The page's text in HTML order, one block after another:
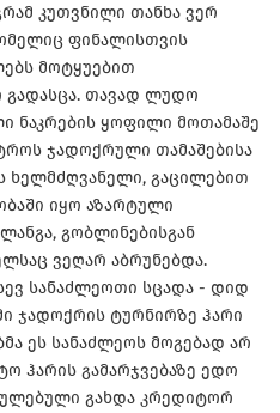
კუთვნილი თანხა ვერ
ფინალისთვის
მოტყუებით
თავად ლუდო
ნაკრების ყოფილი მოთამაშე
ჯადოქრული თამაშებისა
ხელმძღვანელი, გაცილებით
იყო აზარტული
გობლინებისგან
ვეღარ აბრუნებდა.
სანაძლეოთი სცადა - დიდ
ჯადოქრის ტურნირზე ჰარი
ეს სანაძლეოს მოგებად არ
ჰარის გამარჯვებაზე ედო
გახდა კრედიტორ